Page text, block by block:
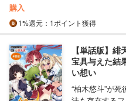
購入
1%還元 ：1ポイント獲得
【単話版】
宝具与えた結
い想い
“柏木悠斗”が